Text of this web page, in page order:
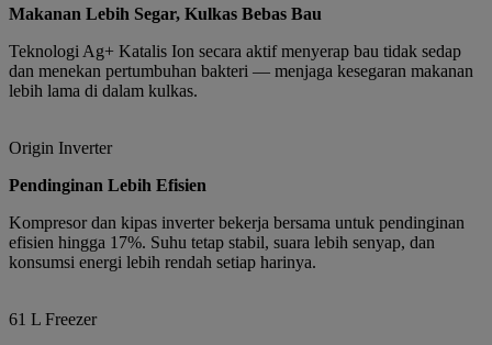
Makanan Lebih Segar, Kulkas Bebas Bau
Teknologi Ag+ Katalis Ion secara aktif menyerap bau tidak sedap
dan menekan pertumbuhan bakteri — menjaga kesegaran makanan
lebih lama di dalam kulkas.
Origin Inverter
Pendinginan Lebih Efisien
Kompresor dan kipas inverter bekerja bersama untuk pendinginan
efisien hingga 17%. Suhu tetap stabil, suara lebih senyap, dan
konsumsi energi lebih rendah setiap harinya.
61 L Freezer